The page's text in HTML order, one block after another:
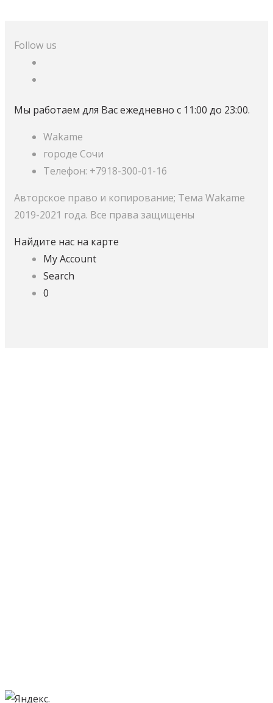
Follow us
Мы работаем для Вас ежедневно с 11:00 до 23:00.
Wakame
городе Сочи
Телефон: +7918-300-01-16
Авторское право и копирование; Тема Wakame
2019-2021 года. Все права защищены
Найдите нас на карте
My Account
Search
0